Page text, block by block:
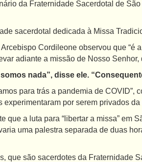
da Fraternidade Sacerdotal de
sacerdotal dedicada à Missa
Cordileone observou que
adiante a missão de Nosso Senhor,
nada”, disse ele.
para trás a pandemia de COVID”,
experimentaram por serem privados da
que a luta para “libertar a missa” em
uma palestra separada de duas
que são sacerdotes da Fraternidade